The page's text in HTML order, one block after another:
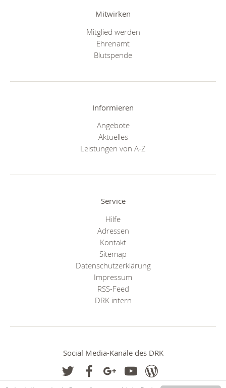
Mitwirken
Mitglied werden
Ehrenamt
Blutspende
Informieren
Angebote
Aktuelles
Leistungen von A-Z
Service
Hilfe
Adressen
Kontakt
Sitemap
Datenschutzerklärung
Impressum
RSS-Feed
DRK intern
Social Media-Kanäle des DRK